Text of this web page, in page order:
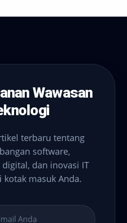
Wawasan
terbaru tentang
software,
dan inovasi IT
kotak masuk Anda.